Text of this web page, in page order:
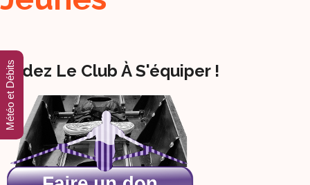
Aidez Le Club À S'équiper !
Météo et Débits